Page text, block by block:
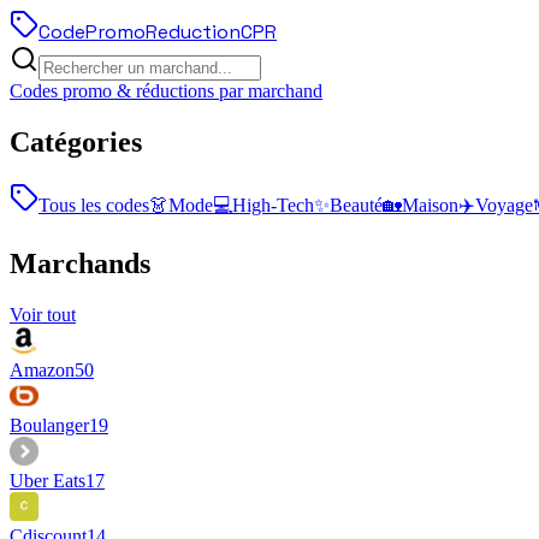
CodePromoReductionCPR
Codes promo & réductions par marchand
Catégories
Tous les codes👗Mode💻High-Tech✨Beauté🏡Maison✈️Voyage
Marchands
Voir tout
Amazon50
Boulanger19
Uber Eats17